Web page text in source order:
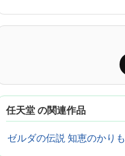
任天堂 の関連作品
ゼルダの伝説 知恵のかり